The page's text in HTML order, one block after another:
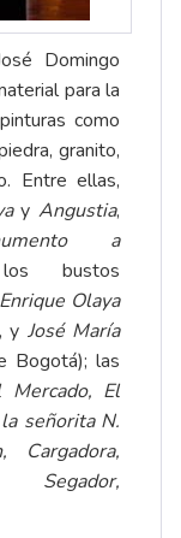
Domingo
para la
como
granito,
Entre ellas,
yAngustia,
a
bustos
Enrique Olaya
y José María
Bogotá); las
El
señorita N.
Segador,